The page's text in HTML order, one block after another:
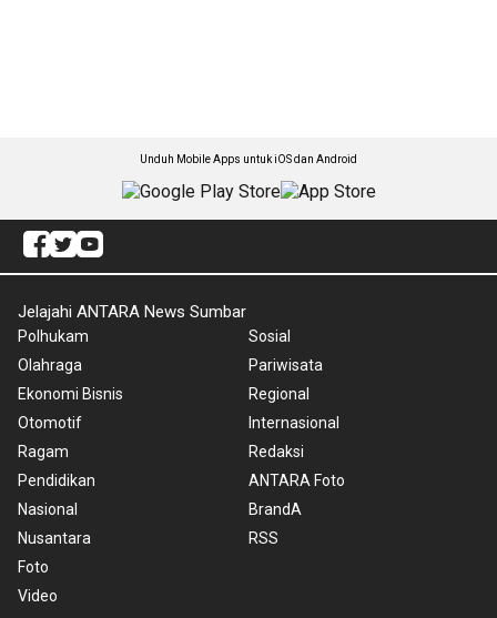
Unduh Mobile Apps untuk iOS dan Android
Jelajahi ANTARA News Sumbar
Polhukam
Olahraga
Ekonomi Bisnis
Otomotif
Ragam
Pendidikan
Nasional
Nusantara
Foto
Video
Sosial
Pariwisata
Regional
Internasional
Redaksi
ANTARA Foto
BrandA
RSS